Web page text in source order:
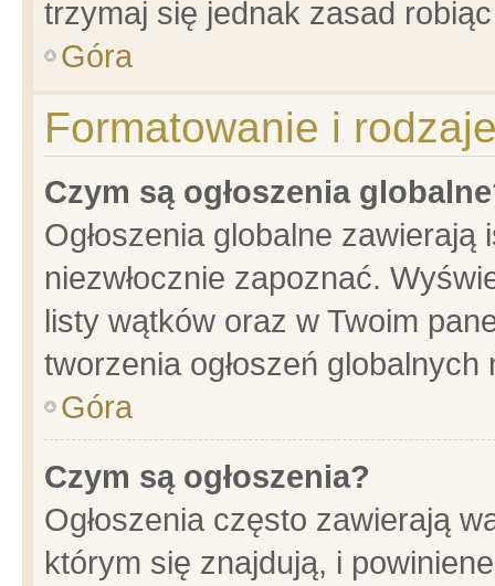
trzymaj się jednak zasad
Góra
Formatowanie i
Czym są ogłoszenia
Ogłoszenia globalne
niezwłocznie zapoznać.
listy wątków oraz w Twoim
tworzenia ogłoszeń
Góra
Czym są ogłoszenia?
Ogłoszenia często zawierają
którym się znajdują, i